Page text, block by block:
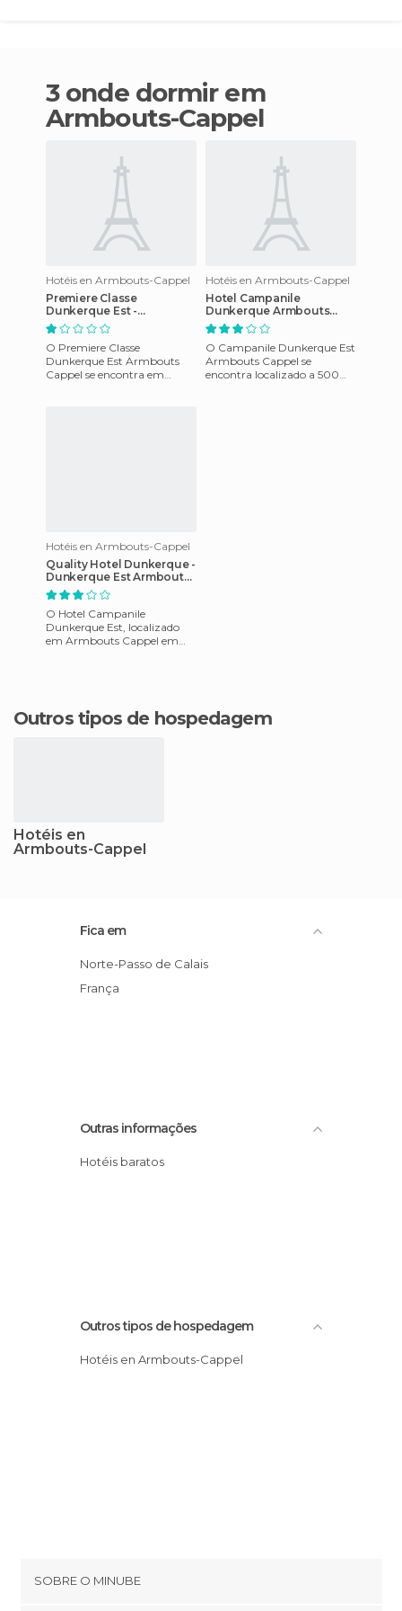
3 onde dormir em
Armbouts-Cappel
Hotéis en Armbouts-Cappel
Premiere Classe
Dunkerque Est -
Armbouts Cappel Hotel
O Premiere Classe
Dunkerque Est Armbouts
Cappel se encontra em
Hotéis en Armbouts-Cappel
Hotel Campanile
Dunkerque Armbouts
Cappel
O Campanile Dunkerque Est
Armbouts Cappel se
encontra localizado a 500
Hotéis en Armbouts-Cappel
Quality Hotel Dunkerque -
Dunkerque Est Armbouts
Cappel
O Hotel Campanile
Dunkerque Est, localizado
em Armbouts Cappel em
Outros tipos de hospedagem
Hotéis en
Armbouts-Cappel
Fica em
Norte-Passo de Calais
França
Outras informações
Hotéis baratos
Outros tipos de hospedagem
Hotéis en Armbouts-Cappel
SOBRE O MINUBE